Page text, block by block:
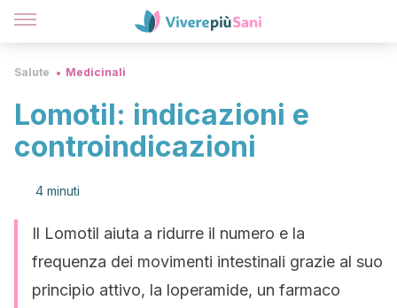
Salute Medicinali
Lomotil: indicazioni e
controindicazioni
4 minuti
Il Lomotil aiuta a ridurre il numero e la
frequenza dei movimenti intestinali grazie al suo
principio attivo, la loperamide, un farmaco